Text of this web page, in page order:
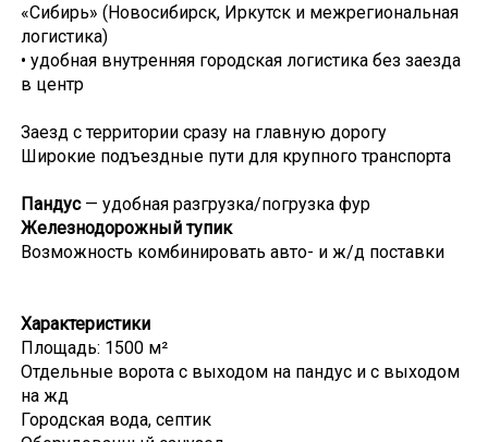
«Сибирь» (Новосибирск, Иркутск и межрегиональная
логистика)
• удобная внутренняя городская логистика без заезда
в центр
Заезд с территории сразу на главную дорогу
Широкие подъездные пути для крупного транспорта
Пандус— удобная разгрузка/погрузка фур
Железнодорожный тупик
Возможность комбинировать авто- и ж/д поставки
Характеристики
Площадь: 1500 м²
Отдельные ворота с выходом на пандус и с выходом
на жд
Городская вода, септик